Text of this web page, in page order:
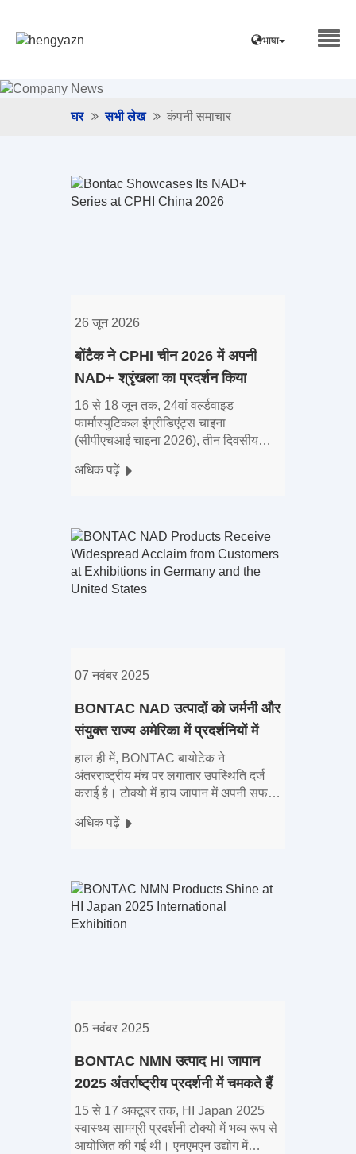
भाषा
घर सभी लेख कंपनी समाचार
26 जून 2026
बोंटैक ने CPHI चीन 2026 में अपनी
NAD+ श्रृंखला का प्रदर्शन किया
16 से 18 जून तक, 24वां वर्ल्डवाइड
फार्मास्युटिकल इंग्रीडिएंट्स चाइना
(सीपीएचआई चाइना 2026), तीन दिवसीय
सेंटर में बड़ी सफलता के साथ संपन्न हुआ। इस
अधिक पढ़ें
07 नवंबर 2025
BONTAC NAD उत्पादों को जर्मनी और
संयुक्त राज्य अमेरिका में प्रदर्शनियों में
ग्राहकों से व्यापक प्रशंसा मिलती है
हाल ही में, BONTAC बायोटेक ने
अंतरराष्ट्रीय मंच पर लगातार उपस्थिति दर्ज
कराई है। टोक्यो में हाय जापान में अपनी सफल
वैश्विक आयोजनों - सीपीएचआई एफ में चमकी
अधिक पढ़ें
05 नवंबर 2025
BONTAC NMN उत्पाद HI जापान
2025 अंतर्राष्ट्रीय प्रदर्शनी में चमकते हैं
15 से 17 अक्टूबर तक, HI Japan 2025
स्वास्थ्य सामग्री प्रदर्शनी टोक्यो में भव्य रूप से
आयोजित की गई थी। एनएमएन उद्योग में